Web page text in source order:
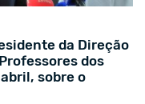
da Direção
dos
sobre o